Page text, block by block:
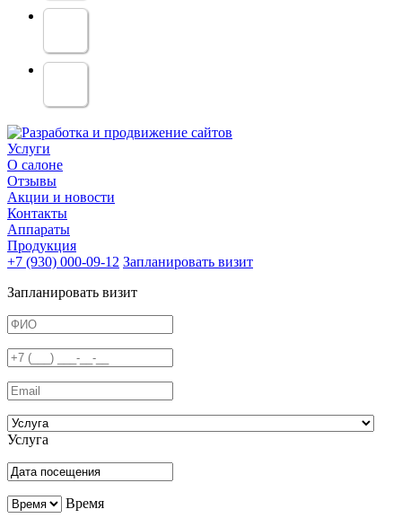
Услуги
О салоне
Отзывы
Акции и новости
Контакты
Аппараты
Продукция
+7 (930) 000-09-12 Запланировать визит
Запланировать визит
Услуга
Время